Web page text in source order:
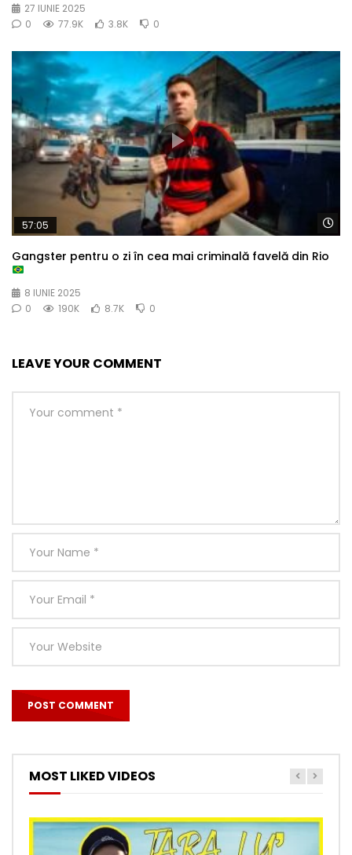
27 IUNIE 2025
0
77.9K 3.8K 0
57:05
Gangster pentru o zi în cea mai criminală favelă din Rio
8 IUNIE 2025
0
190K 8.7K 0
LEAVE YOUR COMMENT
MOST LIKED VIDEOS